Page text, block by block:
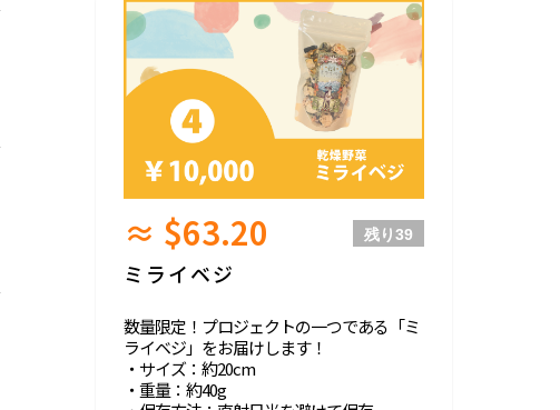
≈ $63.20 残り39
ミライベジ
数量限定！プロジェクトの一つである「ミ
ライベジ」をお届けします！
・サイズ：約20cm
・重量：約40g